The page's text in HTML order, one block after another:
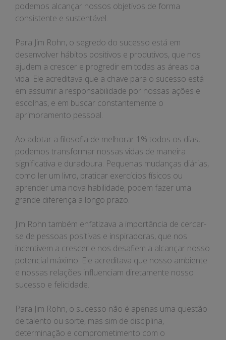
podemos alcançar nossos objetivos de forma
consistente e sustentável.
Para Jim Rohn, o segredo do sucesso está em
desenvolver hábitos positivos e produtivos, que nos
ajudem a crescer e progredir em todas as áreas da
vida. Ele acreditava que a chave para o sucesso está
em assumir a responsabilidade por nossas ações e
escolhas, e em buscar constantemente o
aprimoramento pessoal.
Ao adotar a filosofia de melhorar 1% todos os dias,
podemos transformar nossas vidas de maneira
significativa e duradoura. Pequenas mudanças diárias,
como ler um livro, praticar exercícios físicos ou
aprender uma nova habilidade, podem fazer uma
grande diferença a longo prazo.
Jim Rohn também enfatizava a importância de cercar-
se de pessoas positivas e inspiradoras, que nos
incentivem a crescer e nos desafiem a alcançar nosso
potencial máximo. Ele acreditava que nosso ambiente
e nossas relações influenciam diretamente nosso
sucesso e felicidade.
Para Jim Rohn, o sucesso não é apenas uma questão
de talento ou sorte, mas sim de disciplina,
determinação e comprometimento com o